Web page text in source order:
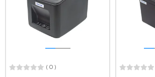
( 0 )